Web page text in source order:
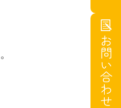
お問い合わせ